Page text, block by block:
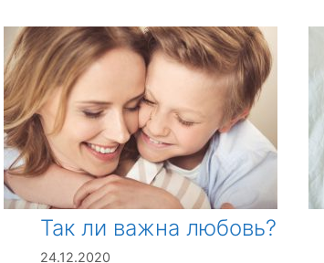
Так ли важна любовь?
24.12.2020